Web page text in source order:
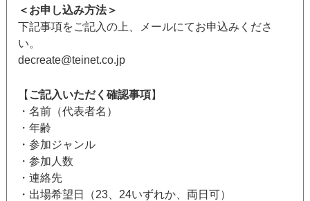
＜お申し込み方法＞
下記事項をご記入の上、メールにてお申込みくださ
い。
decreate@teinet.co.jp
【 ご記入いただく確認事項】
・名前（代表者名）
・年齢
・参加ジャンル
・参加人数
・連絡先
・出場希望日（23、24いずれか、両日可）